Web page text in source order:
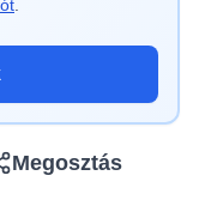
Megosztás